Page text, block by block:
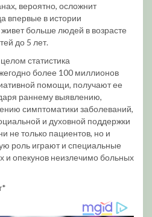
вероятно, осложнит
впервые в истории
больше людей в возрасте
до 5 лет.
статистика
более 100 миллионов
помощи, получают ее
раннему выявлению,
симптоматики заболеваний,
и духовной поддержки
не только пациентов, но и
роль играют и специальные
и опекунов неизлечимо больных